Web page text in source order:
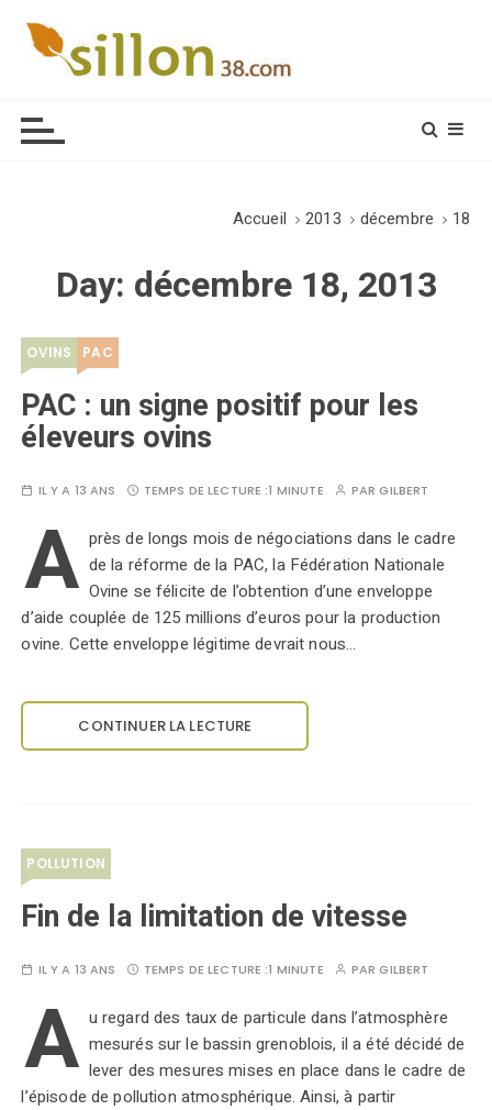
Accueil 2013 décembre 18
Day: décembre 18, 2013
OVINS PAC
PAC : un signe positif pour les
éleveurs ovins
IL Y A 13 ANS TEMPS DE LECTURE :1 MINUTE PARGILBERT
A près de longs mois de négociations dans le cadre
de la réforme de la PAC, la Fédération Nationale
Ovine se félicite de l’obtention d’une enveloppe
d’aide couplée de 125 millions d’euros pour la production
ovine. Cette enveloppe légitime devrait nous…
CONTINUER LA LECTURE
POLLUTION
Fin de la limitation de vitesse
IL Y A 13 ANS TEMPS DE LECTURE :1 MINUTE PARGILBERT
A u regard des taux de particule dans l’atmosphère
mesurés sur le bassin grenoblois, il a été décidé de
lever des mesures mises en place dans le cadre de
l’épisode de pollution atmosphérique. Ainsi, à partir